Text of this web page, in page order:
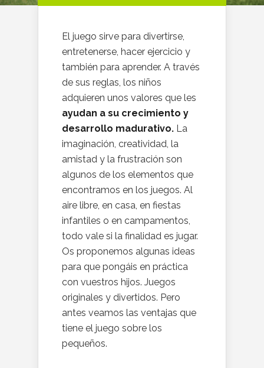
El juego sirve para divertirse,
entretenerse, hacer ejercicio y
también para aprender. A través
de sus reglas, los niños
adquieren unos valores que les
ayudan a su crecimiento y
desarrollo madurativo. La
imaginación, creatividad, la
amistad y la frustración son
algunos de los elementos que
encontramos en los juegos. Al
aire libre, en casa, en fiestas
infantiles o en campamentos,
todo vale si la finalidad es jugar.
Os proponemos algunas ideas
para que pongáis en práctica
con vuestros hijos. Juegos
originales y divertidos. Pero
antes veamos las ventajas que
tiene el juego sobre los
pequeños.